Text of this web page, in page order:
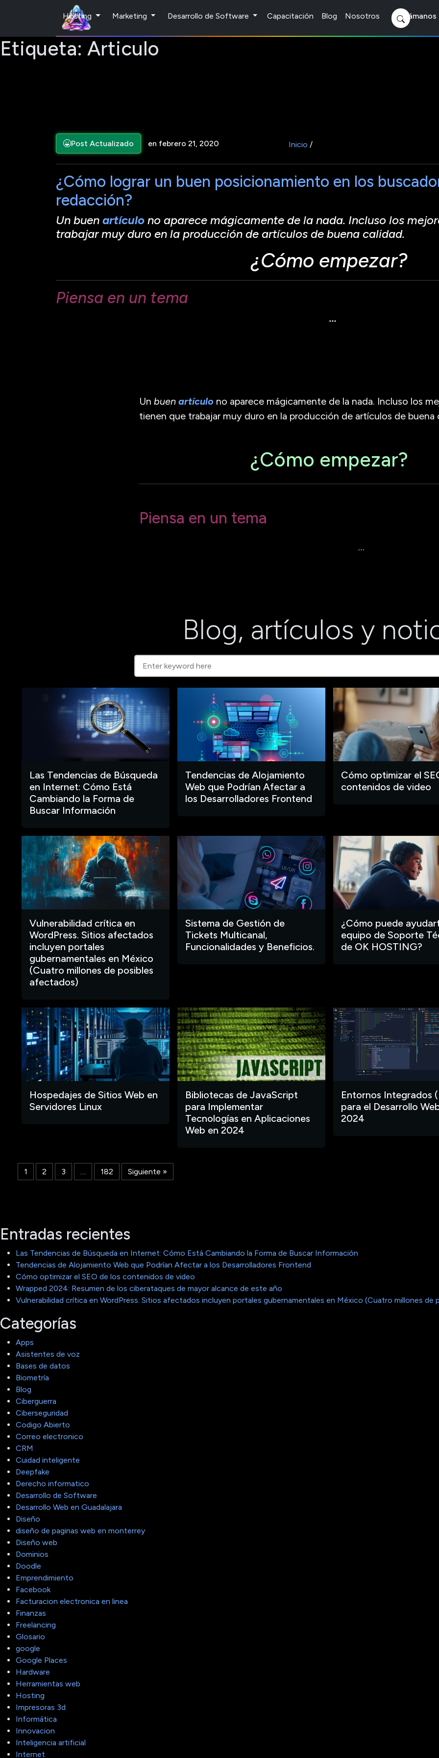
Hosting Marketing Desarrollo de Software Capacitación Blog Nosotros
Etiqueta: Articulo
Post Actualizado en febrero 21, 2020 Inicio /
¿Cómo lograr un buen posicionamiento en los
redacción?
Un buen artículo no aparece mágicamente de la nada. Incluso los
trabajar muy duro en la producción de artículos de buena calidad.
¿Cómo empezar?
Piensa en un tema
…
Un buen artículo no aparece mágicamente de la nada. Incluso los
tienen que trabajar muy duro en la producción de artículos de buena
¿Cómo empezar?
Piensa en un tema
…
Blog, artículos y
Las Tendencias de Búsqueda
en Internet: Cómo Está
Cambiando la Forma de
Buscar Información
Tendencias de Alojamiento
Web que Podrían Afectar a
los Desarrolladores Frontend
Cómo optimizar el
contenidos de video
Vulnerabilidad crítica en
WordPress. Sitios afectados
incluyen portales
gubernamentales en México
(Cuatro millones de posibles
afectados)
Sistema de Gestión de
Tickets Multicanal,
Funcionalidades y Beneficios.
¿Cómo puede
equipo de Soporte
de OK HOSTING?
Hospedajes de Sitios Web en
Servidores Linux
Bibliotecas de JavaScript
para Implementar
Tecnologías en Aplicaciones
Web en 2024
Entornos Integrados
para el Desarrollo
2024
1 2 3 … 182 Siguiente »
Entradas recientes
Las Tendencias de Búsqueda en Internet: Cómo Está Cambiando la Forma de Buscar Información
Tendencias de Alojamiento Web que Podrían Afectar a los Desarrolladores Frontend
Cómo optimizar el SEO de los contenidos de video
Wrapped 2024: Resumen de los ciberataques de mayor alcance de este año
Vulnerabilidad crítica en WordPress. Sitios afectados incluyen portales gubernamentales en México (Cuatro millones de
Categorías
Apps
Asistentes de voz
Bases de datos
Biometría
Blog
Ciberguerra
Ciberseguridad
Codigo Abierto
Correo electronico
CRM
Cuidad inteligente
Deepfake
Derecho informatico
Desarrollo de Software
Desarrollo Web en Guadalajara
Diseño
diseño de paginas web en monterrey
Diseño web
Dominios
Doodle
Emprendimiento
Facebook
Facturacion electronica en linea
Finanzas
Freelancing
Glosario
google
Google Places
Hardware
Herramientas web
Hosting
Impresoras 3d
Informática
Innovacion
Inteligencia artificial
Internet